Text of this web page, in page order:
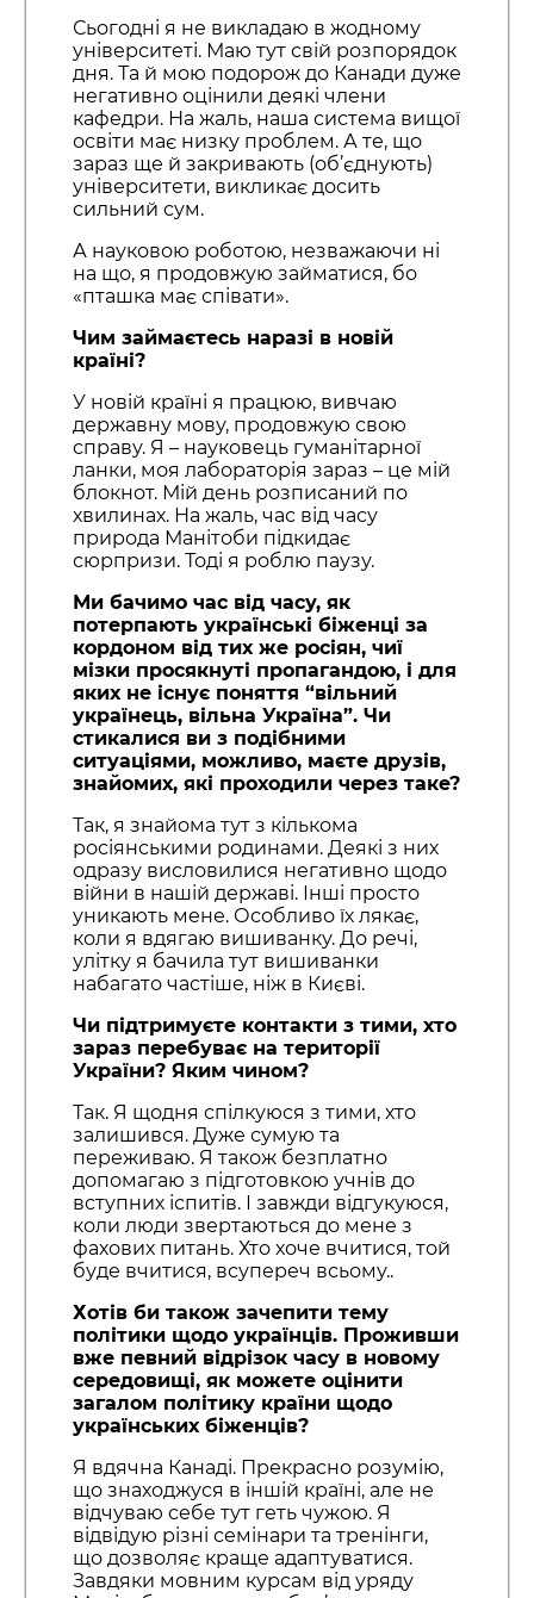
Сьогодні я не викладаю в жодному
університеті. Маю тут свій розпорядок
дня. Та й мою подорож до Канади дуже
негативно оцінили деякі члени
кафедри. На жаль, наша система вищої
освіти має низку проблем. А те, що
зараз ще й закривають (об’єднують)
університети, викликає досить
сильний сум.
А науковою роботою, незважаючи ні
на що, я продовжую займатися, бо
«пташка має співати».
Чим займаєтесь наразі в новій
країні?
У новій країні я працюю, вивчаю
державну мову, продовжую свою
справу. Я – науковець гуманітарної
ланки, моя лабораторія зараз – це мій
блокнот. Мій день розписаний по
хвилинах. На жаль, час від часу
природа Манітоби підкидає
сюрпризи. Тоді я роблю паузу.
Ми бачимо час від часу, як
потерпають українські біженці за
кордоном від тих же росіян, чиї
мізки просякнуті пропагандою, і для
яких не існує поняття “вільний
українець, вільна Україна”. Чи
стикалися ви з подібними
ситуаціями, можливо, маєте друзів,
знайомих, які проходили через таке?
Так, я знайома тут з кількома
росіянськими родинами. Деякі з них
одразу висловилися негативно щодо
війни в нашій державі. Інші просто
уникають мене. Особливо їх лякає,
коли я вдягаю вишиванку. До речі,
улітку я бачила тут вишиванки
набагато частіше, ніж в Києві.
Чи підтримуєте контакти з тими, хто
зараз перебуває на території
України? Яким чином?
Так. Я щодня спілкуюся з тими, хто
залишився. Дуже сумую та
переживаю. Я також безплатно
допомагаю з підготовкою учнів до
вступних іспитів. І завжди відгукуюся,
коли люди звертаються до мене з
фахових питань. Хто хоче вчитися, той
буде вчитися, всупереч всьому..
Хотів би також зачепити тему
політики щодо українців. Проживши
вже певний відрізок часу в новому
середовищі, як можете оцінити
загалом політику країни щодо
українських біженців?
Я вдячна Канаді. Прекрасно розумію,
що знаходжуся в іншій країні, але не
відчуваю себе тут геть чужою. Я
відвідую різні семінари та тренінги,
що дозволяє краще адаптуватися.
Завдяки мовним курсам від уряду